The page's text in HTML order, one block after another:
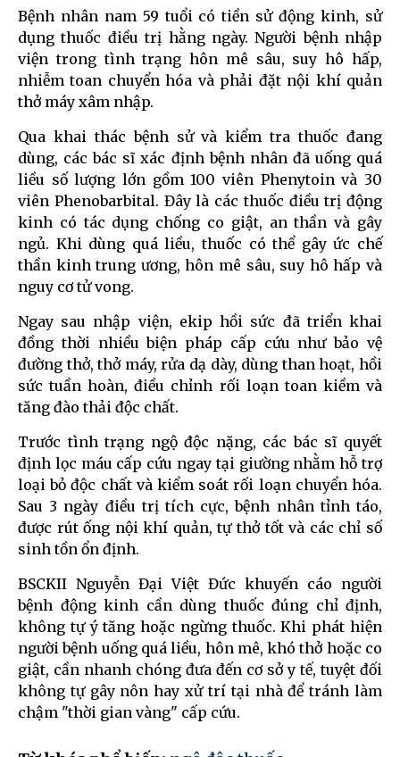
Bệnh nhân nam 59 tuổi có tiền sử động kinh, sử
dụng thuốc điều trị hằng ngày. Người bệnh nhập
viện trong tình trạng hôn mê sâu, suy hô hấp,
nhiễm toan chuyển hóa và phải đặt nội khí quản
thở máy xâm nhập.
Qua khai thác bệnh sử và kiểm tra thuốc đang
dùng, các bác sĩ xác định bệnh nhân đã uống quá
liều số lượng lớn gồm 100 viên Phenytoin và 30
viên Phenobarbital. Đây là các thuốc điều trị động
kinh có tác dụng chống co giật, an thần và gây
ngủ. Khi dùng quá liều, thuốc có thể gây ức chế
thần kinh trung ương, hôn mê sâu, suy hô hấp và
nguy cơ tử vong.
Ngay sau nhập viện, ekip hồi sức đã triển khai
đồng thời nhiều biện pháp cấp cứu như bảo vệ
đường thở, thở máy, rửa dạ dày, dùng than hoạt, hồi
sức tuần hoàn, điều chỉnh rối loạn toan kiềm và
tăng đào thải độc chất.
Trước tình trạng ngộ độc nặng, các bác sĩ quyết
định lọc máu cấp cứu ngay tại giường nhằm hỗ trợ
loại bỏ độc chất và kiểm soát rối loạn chuyển hóa.
Sau 3 ngày điều trị tích cực, bệnh nhân tỉnh táo,
được rút ống nội khí quản, tự thở tốt và các chỉ số
sinh tồn ổn định.
BSCKII Nguyễn Đại Việt Đức khuyến cáo người
bệnh động kinh cần dùng thuốc đúng chỉ định,
không tự ý tăng hoặc ngừng thuốc. Khi phát hiện
người bệnh uống quá liều, hôn mê, khó thở hoặc co
giật, cần nhanh chóng đưa đến cơ sở y tế, tuyệt đối
không tự gây nôn hay xử trí tại nhà để tránh làm
chậm "thời gian vàng" cấp cứu.